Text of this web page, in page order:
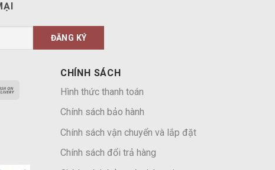
CHÍNH SÁCH
Hình thức thanh toán
Chính sách bảo hành
Chính sách vận chuyển và lắp đặt
Chính sách đổi trả hàng